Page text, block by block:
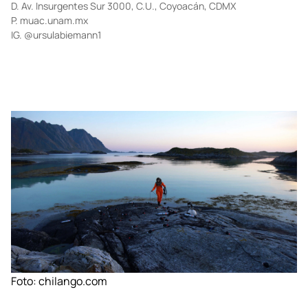
D. Av. Insurgentes Sur 3000, C.U., Coyoacán, CDMX
P. muac.unam.mx
IG. @ursulabiemann1
Foto:chilango.com